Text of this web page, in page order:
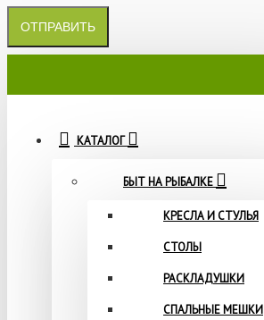
ОТПРАВИТЬ
КАТАЛОГ
БЫТ НА РЫБАЛКЕ
КРЕСЛА И СТУЛЬЯ
СТОЛЫ
РАСКЛАДУШКИ
СПАЛЬНЫЕ МЕШКИ